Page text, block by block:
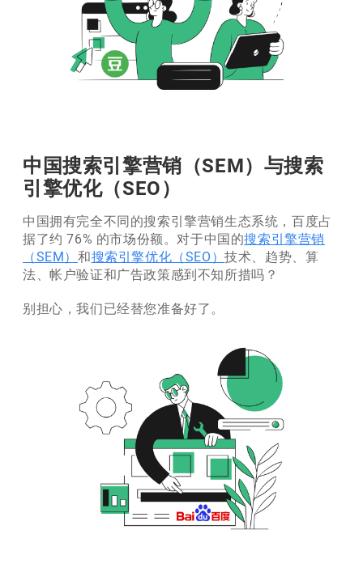
中国搜索引擎营销（SEM）与搜索
引擎优化（SEO）
中国拥有完全不同的搜索引擎营销生态系统，百度占
据了约 76% 的市场份额。对于中国的搜索引擎营销
（SEM） 和搜索引擎优化（SEO）技术、趋势、算
法、帐户验证和广告政策感到不知所措吗？
别担心，我们已经替您准备好了。